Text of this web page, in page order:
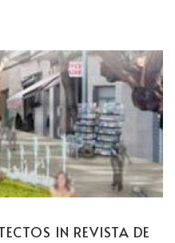
IN REVISTA DE